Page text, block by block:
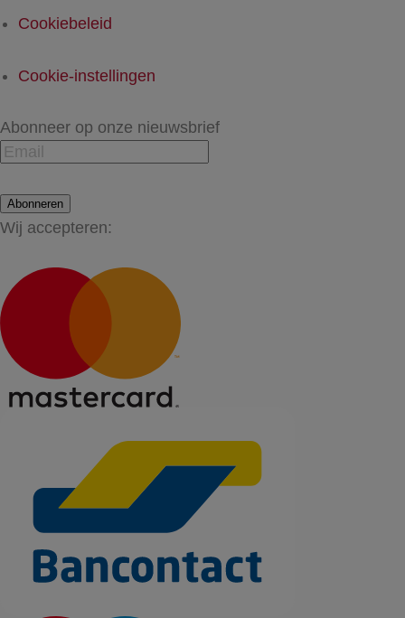
Cookiebeleid
Cookie-instellingen
Abonneer op onze nieuwsbrief
Abonneren
Wij accepteren: